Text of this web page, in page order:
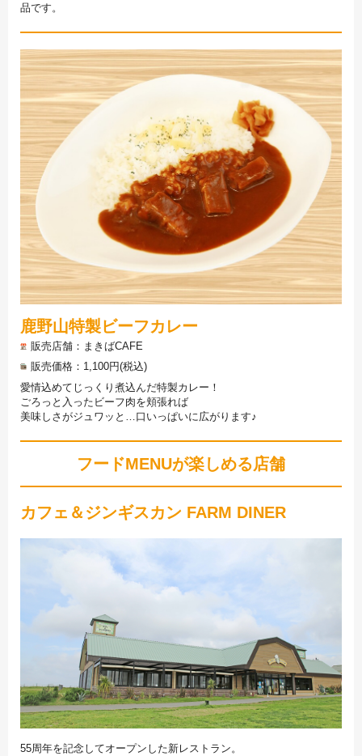
品です。
鹿野山特製ビーフカレー
販売店舗
まきばCAFE
販売価格
1,100円(税込)
愛情込めてじっくり煮込んだ特製カレー！
ごろっと入ったビーフ肉を頬張れば
美味しさがジュワッと…口いっぱいに広がります♪
フードMENUが楽しめる店舗
カフェ＆ジンギスカン FARM DINER
55周年を記念してオープンした新レストラン。